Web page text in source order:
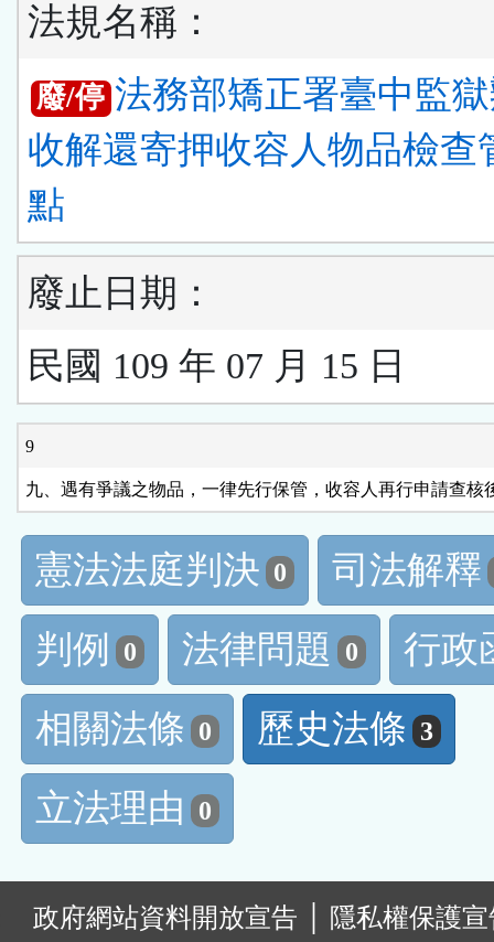
法規名稱：
廢/停 法務部矯正署臺中監
收解還寄押收容人物品檢查
點
廢止日期：
民國 109 年 07 月 15 日
9
九、遇有爭議之物品，一律先行保管，收容人再行申請查核
憲法法庭判決 0
司法解釋
判例
0 法律問題 0
行政
相關法條 0 歷史法條 3
立法理由 0
政府網站資料開放宣告
隱私權保護